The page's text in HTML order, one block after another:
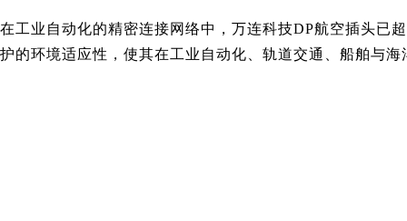
在工业自动化的精密连接网络中， 万连科技DP航空插头已
护的环境适应性，使其在工业自动化、轨道交通、船舶与